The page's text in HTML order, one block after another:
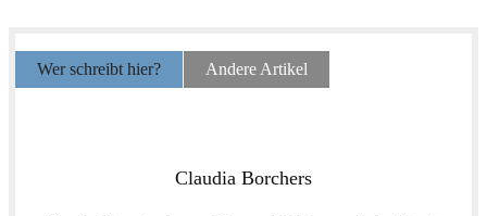
Wer schreibt hier? Andere Artikel
Claudia Borchers